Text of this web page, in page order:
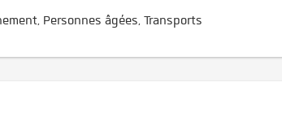
Personnes âgées, Transports